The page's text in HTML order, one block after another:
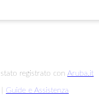
registrato con Aruba.it
Guide e Assistenza